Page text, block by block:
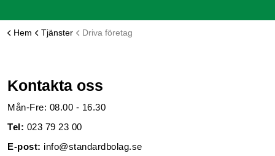
Hem Tjänster Driva företag
Kontakta oss
Mån-Fre: 08.00 - 16.30
Tel: 023 79 23 00
E-post: info@standardbolag.se